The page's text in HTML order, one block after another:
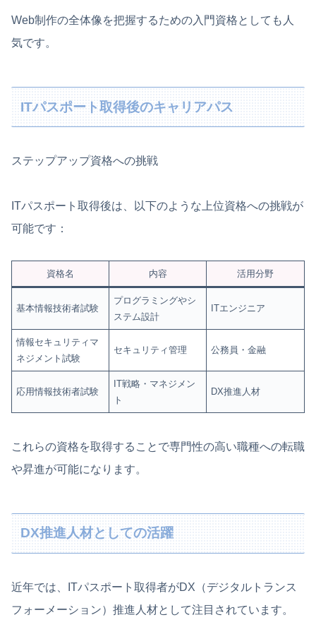
Web制作の全体像を把握するための入門資格としても人
気です。
ITパスポート取得後のキャリアパス
ステップアップ資格への挑戦
ITパスポート取得後は、以下のような上位資格への挑戦が
可能です：
資格名 内容 活用分野
基本情報技術者試験
プログラミングやシ
ステム設計
ITエンジニア
情報セキュリティマ
ネジメント試験
セキュリティ管理 公務員・金融
応用情報技術者試験
IT戦略・マネジメン
ト
DX推進人材
これらの資格を取得することで専門性の高い職種への転職
や昇進が可能になります。
DX推進人材としての活躍
近年では、ITパスポート取得者がDX（デジタルトランス
フォーメーション）推進人材として注目されています。